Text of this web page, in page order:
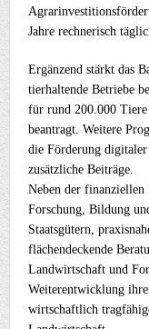
Jahre rechnerisch
Ergänzend stärkt das
tierhaltende Betriebe
für rund 200.000
beantragt. Weitere
die Förderung
zusätzliche Beiträge.
Neben der finanziellen
Forschung, Bildung
Staatsgütern,
flächendeckende
Landwirtschaft und
Weiterentwicklung
wirtschaftlich